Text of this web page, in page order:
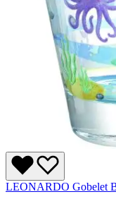
LEONARDO Gobelet